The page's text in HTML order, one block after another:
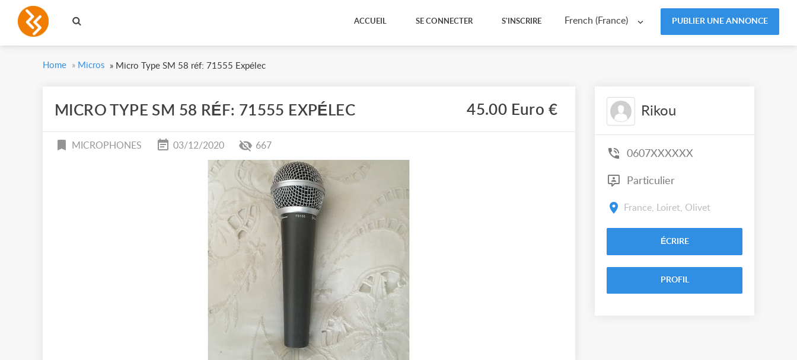
French (France) PUBLIER UNE ANNONCE
ACCUEIL SE CONNECTER S'INSCRIRE
Home » Micros » Micro Type SM 58 réf: 71555 Expélec
MICRO TYPE SM 58 RÉF: 71555 EXPÉLEC 45.00 Euro €
MICROPHONES 03/12/2020 667
Rikou
0607XXXXXX
Particulier
France, Loiret, Olivet
ÉCRIRE
PROFIL